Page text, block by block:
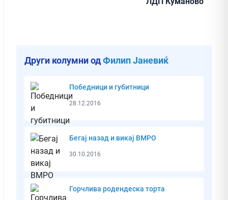
Други колумни одФилип Јаневиќ
Победници и губитници
28.12.2016
Бегај назад и викај ВМРО
30.10.2016
Горчлива родендеска торта